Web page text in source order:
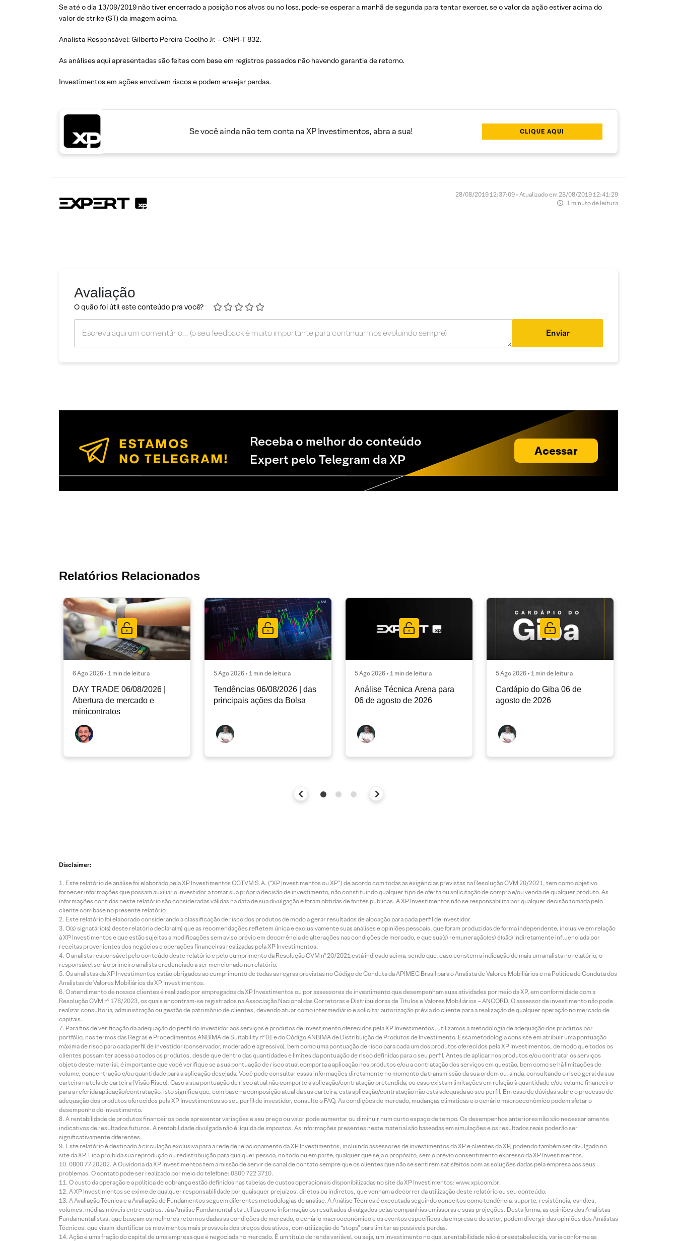
Se até o dia 13/09/2019 não tiver encerrado a posição nos alvos ou no loss, pode-se esperar a manhã de segunda para tentar exercer, se o valor da ação estiver acima do
valor de strike (ST) da imagem acima.
Analista Responsável: Gilberto Pereira Coelho Jr. – CNPI-T 832.
As análises aqui apresentadas são feitas com base em registros passados não havendo garantia de retorno.
Investimentos em ações envolvem riscos e podem ensejar perdas.
Se você ainda não tem conta na XP Investimentos, abra a sua! CLIQUE AQUI
28/08/2019 12:37:09 • Atualizado em 28/08/2019 12:41:29
1 minuto de leitura
Avaliação
O quão foi útil este conteúdo pra você?
Enviar
Receba o melhor do conteúdo
Expert pelo Telegram da XP
Acessar
Relatórios Relacionados
6 Ago 2026 • 1 min de leitura
DAY TRADE 06/08/2026 |
Abertura de mercado e
minicontratos
5 Ago 2026 • 1 min de leitura
Tendências 06/08/2026 | das
principais ações da Bolsa
5 Ago 2026 • 1 min de leitura
Análise Técnica Arena para
06 de agosto de 2026
5 Ago 2026 • 1 min de leitura
Cardápio do Giba 06 de
agosto de 2026
Disclaimer:
Este relatório de análise foi elaborado pela XP Investimentos CCTVM S.A. (“XP Investimentos ou XP”) de acordo com todas as exigências previstas na Resolução CVM 20/2021, tem como objetivo
fornecer informações que possam auxiliar o investidor a tomar sua própria decisão de investimento, não constituindo qualquer tipo de oferta ou solicitação de compra e/ou venda de qualquer produto. As
informações contidas neste relatório são consideradas válidas na data de sua divulgação e foram obtidas de fontes públicas. A XP Investimentos não se responsabiliza por qualquer decisão tomada pelo
cliente com base no presente relatório.
Este relatório foi elaborado considerando a classificação de risco dos produtos de modo a gerar resultados de alocação para cada perfil de investidor.
O(s) signatário(s) deste relatório declara(m) que as recomendações refletem única e exclusivamente suas análises e opiniões pessoais, que foram produzidas de forma independente, inclusive em relação
à XP Investimentos e que estão sujeitas a modificações sem aviso prévio em decorrência de alterações nas condições de mercado, e que sua(s) remuneração(es) é(são) indiretamente influenciada por
receitas provenientes dos negócios e operações financeiras realizadas pela XP Investimentos.
O analista responsável pelo conteúdo deste relatório e pelo cumprimento da Resolução CVM nº 20/2021 está indicado acima, sendo que, caso constem a indicação de mais um analista no relatório, o
responsável será o primeiro analista credenciado a ser mencionado no relatório.
Os analistas da XP Investimentos estão obrigados ao cumprimento de todas as regras previstas no Código de Conduta da APIMEC Brasil para o Analista de Valores Mobiliários e na Política de Conduta dos
Analistas de Valores Mobiliários da XP Investimentos.
O atendimento de nossos clientes é realizado por empregados da XP Investimentos ou por assessores de investimento que desempenham suas atividades por meio da XP, em conformidade com a
Resolução CVM nº 178/2023, os quais encontram-se registrados na Associação Nacional das Corretoras e Distribuidoras de Títulos e Valores Mobiliários – ANCORD. O assessor de investimento não pode
realizar consultoria, administração ou gestão de patrimônio de clientes, devendo atuar como intermediário e solicitar autorização prévia do cliente para a realização de qualquer operação no mercado de
capitais.
Para fins de verificação da adequação do perfil do investidor aos serviços e produtos de investimento oferecidos pela XP Investimentos, utilizamos a metodologia de adequação dos produtos por
portfólio, nos termos das Regras e Procedimentos ANBIMA de Suitability nº 01 e do Código ANBIMA de Distribuição de Produtos de Investimento. Essa metodologia consiste em atribuir uma pontuação
máxima de risco para cada perfil de investidor (conservador, moderado e agressivo), bem como uma pontuação de risco para cada um dos produtos oferecidos pela XP Investimentos, de modo que todos os
clientes possam ter acesso a todos os produtos, desde que dentro das quantidades e limites da pontuação de risco definidas para o seu perfil. Antes de aplicar nos produtos e/ou contratar os serviços
objeto deste material, é importante que você verifique se a sua pontuação de risco atual comporta a aplicação nos produtos e/ou a contratação dos serviços em questão, bem como se há limitações de
volume, concentração e/ou quantidade para a aplicação desejada. Você pode consultar essas informações diretamente no momento da transmissão da sua ordem ou, ainda, consultando o risco geral da sua
carteira na tela de carteira (Visão Risco). Caso a sua pontuação de risco atual não comporte a aplicação/contratação pretendida, ou caso existam limitações em relação à quantidade e/ou volume financeiro
para a referida aplicação/contratação, isto significa que, com base na composição atual da sua carteira, esta aplicação/contratação não está adequada ao seu perfil. Em caso de dúvidas sobre o processo de
adequação dos produtos oferecidos pela XP Investimentos ao seu perfil de investidor, consulte o FAQ. As condições de mercado, mudanças climáticas e o cenário macroeconômico podem afetar o
desempenho do investimento.
A rentabilidade de produtos financeiros pode apresentar variações e seu preço ou valor pode aumentar ou diminuir num curto espaço de tempo. Os desempenhos anteriores não são necessariamente
indicativos de resultados futuros. A rentabilidade divulgada não é líquida de impostos. As informações presentes neste material são baseadas em simulações e os resultados reais poderão ser
significativamente diferentes.
Este relatório é destinado à circulação exclusiva para a rede de relacionamento da XP Investimentos, incluindo assessores de investimentos da XP e clientes da XP, podendo também ser divulgado no
site da XP. Fica proibida sua reprodução ou redistribuição para qualquer pessoa, no todo ou em parte, qualquer que seja o propósito, sem o prévio consentimento expresso da XP Investimentos.
0800 77 20202. A Ouvidoria da XP Investimentos tem a missão de servir de canal de contato sempre que os clientes que não se sentirem satisfeitos com as soluções dadas pela empresa aos seus
problemas. O contato pode ser realizado por meio do telefone: 0800 722 3710.
O custo da operação e a política de cobrança estão definidos nas tabelas de custos operacionais disponibilizadas no site da XP Investimentos: www.xpi.com.br.
A XP Investimentos se exime de qualquer responsabilidade por quaisquer prejuízos, diretos ou indiretos, que venham a decorrer da utilização deste relatório ou seu conteúdo.
A Avaliação Técnica e a Avaliação de Fundamentos seguem diferentes metodologias de análise. A Análise Técnica é executada seguindo conceitos como tendência, suporte, resistência, candles,
volumes, médias móveis entre outros. Já a Análise Fundamentalista utiliza como informação os resultados divulgados pelas companhias emissoras e suas projeções. Desta forma, as opiniões dos Analistas
Fundamentalistas, que buscam os melhores retornos dadas as condições de mercado, o cenário macroeconômico e os eventos específicos da empresa e do setor, podem divergir das opiniões dos Analistas
Técnicos, que visam identificar os movimentos mais prováveis dos preços dos ativos, com utilização de “stops” para limitar as possíveis perdas.
Ação é uma fração do capital de uma empresa que é negociada no mercado. É um título de renda variável, ou seja, um investimento no qual a rentabilidade não é preestabelecida, varia conforme as